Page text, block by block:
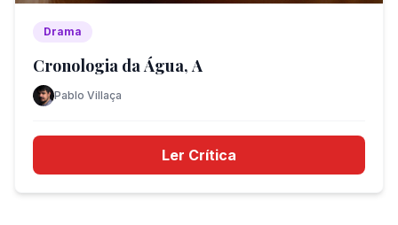
Drama
Cronologia da Água, A
Pablo Villaça
Ler Crítica